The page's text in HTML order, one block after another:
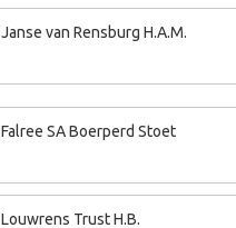
Janse van Rensburg H.A.M.
Falree SA Boerperd Stoet
Louwrens Trust H.B.